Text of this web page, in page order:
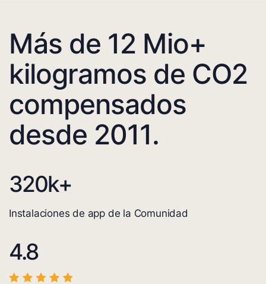
Más de 12 Mio+
kilogramos de CO2
compensados
desde 2011.
320k+
Instalaciones de app de la Comunidad
4.8